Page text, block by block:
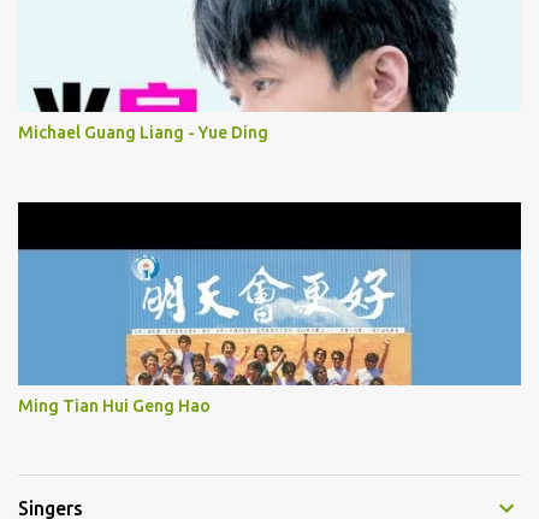
Michael Guang Liang - Yue Ding
Ming Tian Hui Geng Hao
Singers